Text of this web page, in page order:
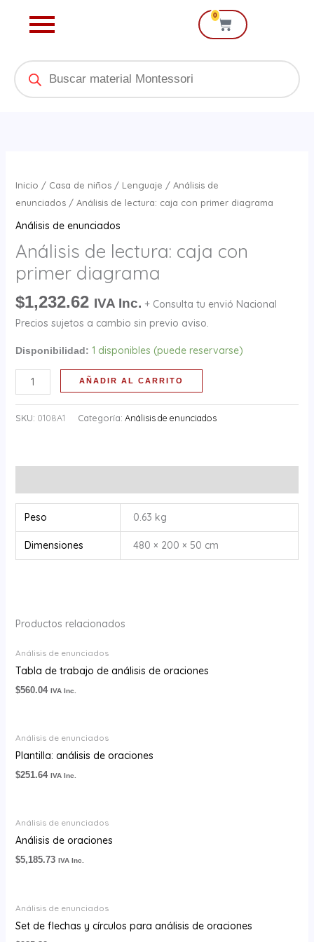
0
Cart
Products
search
Inicio / Casa de niños/ Lenguaje / Análisis de
enunciados/ Análisis de lectura: caja con primer diagrama
Análisis de enunciados
Análisis de lectura: caja con
primer diagrama
$1,232.62 IVA Inc. + Consulta tu envió Nacional
Precios sujetos a cambio sin previo aviso.
Disponibilidad: 1 disponibles (puede reservarse)
de
lectura:
primer
diagrama
cantidad
AÑADIR AL CARRITO
SKU: 0108A1 Categoría: Análisis de enunciados
Peso 0.63 kg
Dimensiones 480 × 200 × 50 cm
Productos relacionados
Análisis de enunciados
Tabla de trabajo de análisis de oraciones
$560.04 IVA Inc.
Análisis de enunciados
Plantilla: análisis de oraciones
$251.64 IVA Inc.
Análisis de enunciados
Análisis de oraciones
$5,185.73 IVA Inc.
Análisis de enunciados
Set de flechas y círculos para análisis de oraciones